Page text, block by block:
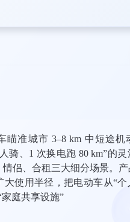
瞄准城市 3–8 km 中短途机
骑、1 次换电跑 80 km”的
侣、合租三大细分场景。
大使用半径，把电动车从“个
庭共享设施”